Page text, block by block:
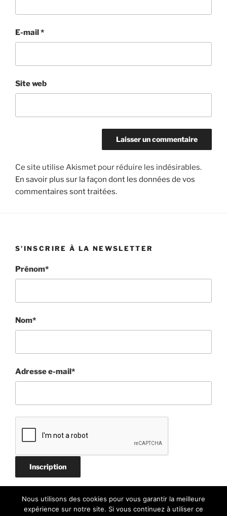
E-mail*
Site web
Ce site utilise Akismet pour réduire les indésirables.
En savoir plus sur la façon dont les données de vos
commentaires sont traitées.
S'INSCRIRE À LA NEWSLETTER
Prénom*
Nom*
Adresse e-mail*
Nous utilisons des cookies pour vous garantir la meilleure
expérience sur notre site. Si vous continuez à utiliser ce